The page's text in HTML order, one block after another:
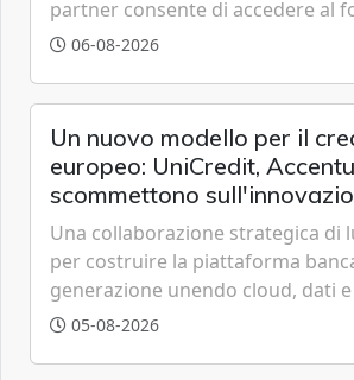
partner consente di accedere al
all'eolico ottenendo risparmi
06-08-2026
Un nuovo modello per il
europeo: UniCredit,
scommettono
tecnologica
Una collaborazione strategica di
per costruire la piattaforma
generazione unendo cloud, dati
artificiale.
05-08-2026